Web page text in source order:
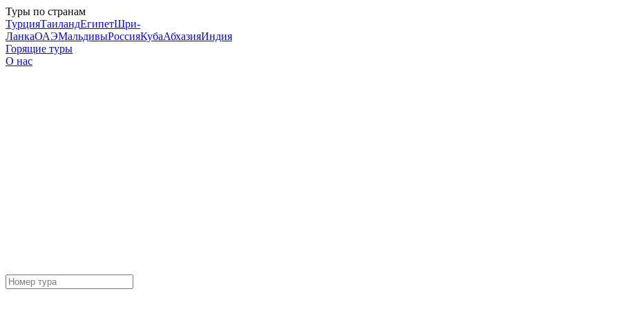
Туры по странам
ТурцияТаиландЕгипетШри-
ЛанкаОАЭМальдивыРоссияКубаАбхазияИндия
Горящие туры
О нас